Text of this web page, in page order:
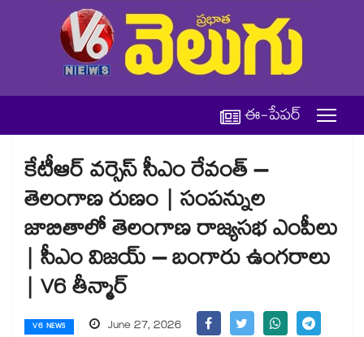
ఈ-పేపర్
కేటీఆర్ వర్సెస్ సీఎం రేవంత్ –
తెలంగాణ రుణం | సంపన్నుల
జాబితాలో తెలంగాణ రాజ్యసభ ఎంపీలు
| సీఎం విజయ్ – బంగారు ఉంగరాలు
| V6 తీన్మార్
V6 NEWS June 27, 2026